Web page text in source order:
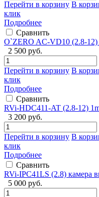
Перейти в корзину В
клик
Подробнее
Сравнить
O`ZERO AC-VD10 (2.8-
2 500 руб.
Перейти в корзину В
клик
Подробнее
Сравнить
RVi-HDC411-AT (2.8-12)
3 200 руб.
Перейти в корзину В
клик
Подробнее
Сравнить
RVi-IPC41LS (2.8) камера
5 000 руб.